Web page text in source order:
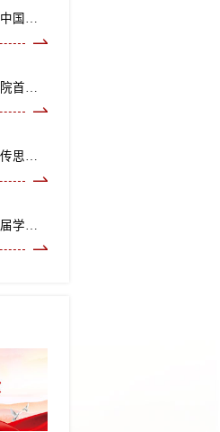
学校隆重举行庆祝中国共产党成立105周年“七一”表彰大会暨《长歌尽美》艺术党课
学校召开2026年宣传思想文化工作会议